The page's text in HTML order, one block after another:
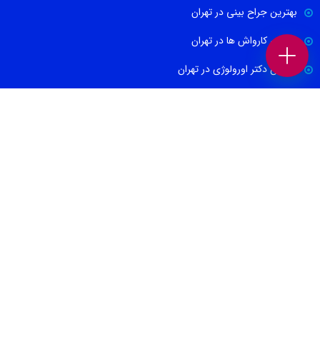
بهترین جراح بینی در تهران
بهترین کارواش ها در تهران
بهترین دکتر اورولوژی در تهران